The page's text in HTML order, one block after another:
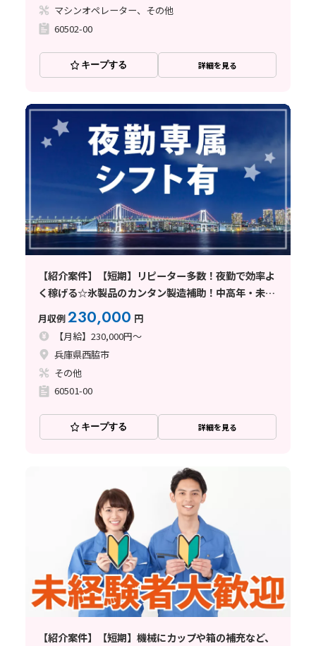
マシンオペレーター、その他
60502-00
キープする 詳細を見る
【紹介案件】【短期】リピーター多数！夜勤で効率よ
く稼げる☆氷製品のカンタン製造補助！中高年・未経
験活躍中◎
月収例230,000 円
【月給】230,000円～
兵庫県西脇市
その他
60501-00
キープする 詳細を見る
【紹介案件】【短期】機械にカップや箱の補充など、